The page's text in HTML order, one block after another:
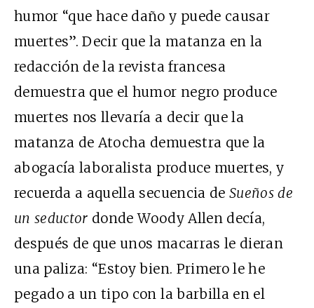
humor “que hace daño y puede causar
muertes”. Decir que la matanza en la
redacción de la revista francesa
demuestra que el humor negro produce
muertes nos llevaría a decir que la
matanza de Atocha demuestra que la
abogacía laboralista produce muertes, y
recuerda a aquella secuencia de Sueños de
un seductor donde Woody Allen decía,
después de que unos macarras le dieran
una paliza: “Estoy bien. Primero le he
pegado a un tipo con la barbilla en el